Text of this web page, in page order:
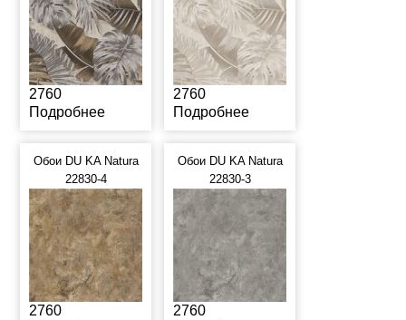
2760
Подробнее
2760
Подробнее
Обои DU KA Natura
22830-4
2760
Обои DU KA Natura
22830-3
2760